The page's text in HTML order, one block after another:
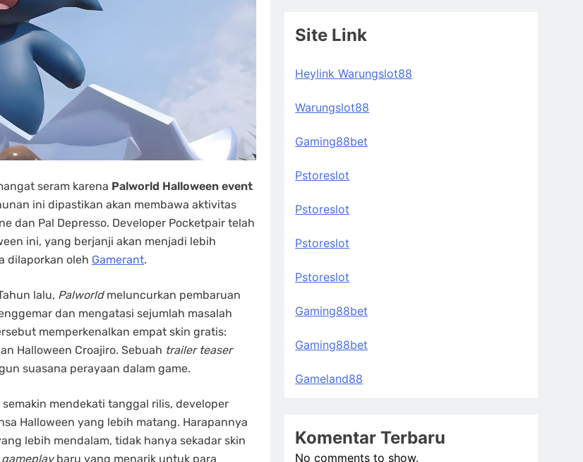
seram karena Palworld Halloween event
ini dipastikan akan membawa aktivitas
dan Pal Depresso. Developer Pocketpair telah
ini, yang berjanji akan menjadi lebih
dilaporkan oleh Gamerant.
lalu, Palworldmeluncurkan pembaruan
dan mengatasi sejumlah masalah
memperkenalkan empat skin gratis:
Halloween Croajiro. Sebuah trailer teaser
suasana perayaan dalam game.
mendekati tanggal rilis, developer
Halloween yang lebih matang. Harapannya
lebih mendalam, tidak hanya sekadar skin
gameplaybaru yang menarik untuk para
Site Link
Heylink Warungslot88
Warungslot88
Gaming88bet
Pstoreslot
Pstoreslot
Pstoreslot
Pstoreslot
Gaming88bet
Gaming88bet
Gameland88
Komentar Terbaru
No comments to show.